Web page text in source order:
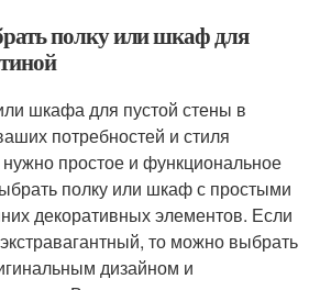
полку или шкаф для
шкафа для пустой стены в
потребностей и стиля
простое и функциональное
полку или шкаф с простыми
декоративных элементов. Если
то можно выбрать
дизайном и